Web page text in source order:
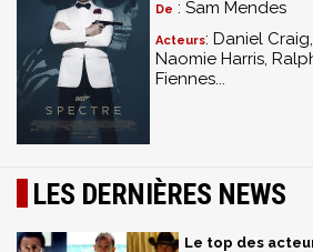
De : Sam Mendes
Acteurs: Daniel Craig,
Naomie Harris,
Fiennes...
LES DERNIÈRES NEWS
Le top des